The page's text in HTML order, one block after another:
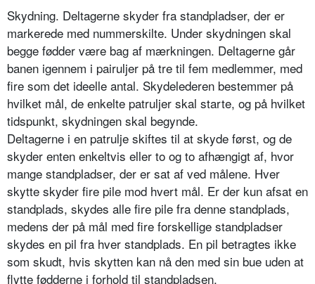
Skydning. Deltagerne skyder fra standpladser, der er
markerede med nummerskilte. Under skydningen skal
begge fødder være bag af mærkningen. Deltagerne går
banen igennem i pairuljer på tre til fem medlemmer, med
fire som det ideelle antal. Skydelederen bestemmer på
hvilket mål, de enkelte patruljer skal starte, og på hvilket
tidspunkt, skydningen skal begynde.
Deltagerne i en patrulje skiftes til at skyde først, og de
skyder enten enkeltvis eller to og to afhængigt af, hvor
mange standpladser, der er sat af ved målene. Hver
skytte skyder fire pile mod hvert mål. Er der kun afsat en
standplads, skydes alle fire pile fra denne standplads,
medens der på mål med fire forskellige standpladser
skydes en pil fra hver standplads. En pil betragtes ikke
som skudt, hvis skytten kan nå den med sin bue uden at
flytte fødderne i forhold til standpladsen.